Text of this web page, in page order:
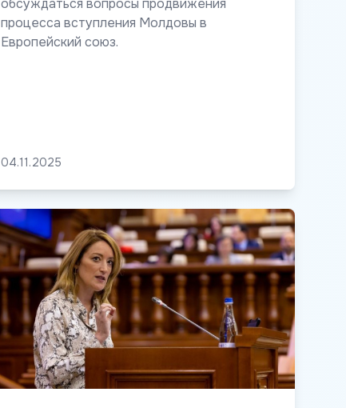
обсуждаться вопросы продвижения
процесса вступления Молдовы в
Европейский союз.
04.11.2025